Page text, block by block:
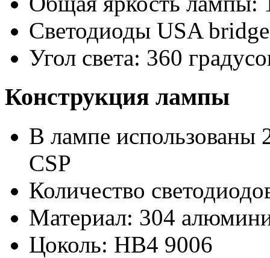
Светодиоды USA
Угол света: 360
Конструкция лампы
В лампе использованы
CSP
Количество
Материал: 304
Цоколь: HB4 9006